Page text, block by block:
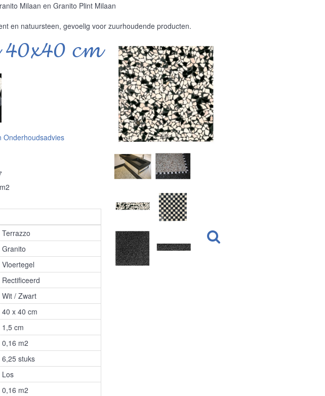
Milaan en Granito Plint Milaan
en natuursteen, gevoelig voor zuurhoudende producten.
cm
Onderhoudsadvies
Terrazzo
Granito
Vloertegel
Rectificeerd
Wit / Zwart
40 x 40 cm
1,5 cm
0,16 m2
6,25 stuks
Los
0,16 m2